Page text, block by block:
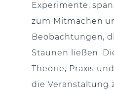
Experimente,
zum Mitmachen
Beobachtungen,
Staunen ließen.
Theorie, Praxis
die Veranstaltung